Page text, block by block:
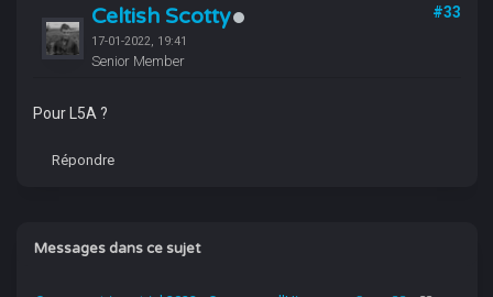
Celtish Scotty
17-01-2022, 19:41
Senior Member
#33
Pour L5A ?
Répondre
Messages dans ce sujet